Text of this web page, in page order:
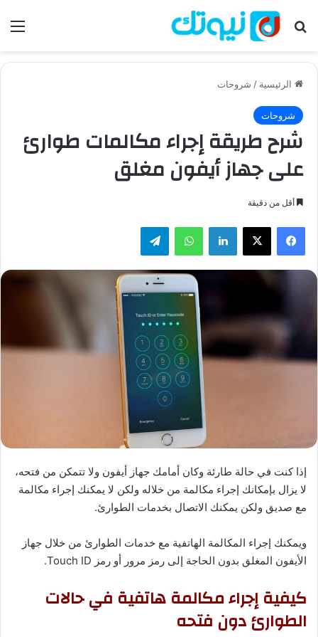
بحث عن
الرئيسية / شروحات
شروحات
شرح طريقة إجراء مكالمات طوارئ
على جهاز أيفون مغلق
أقل من دقيقة
فيسبوك لينكدإن واتساب
إذا كنت في حالة طارئة وكان أمامك جهاز أيفون ولا تتمكن من فتحه،
لا يزال بإمكانك إجراء مكالمة من خلاله ولكن لا يمكنك إجراء مكالمة
مع صديق ولكن يمكنك الاتصال بخدمات الطوارئ.
ويمكنك إجراء المكالمة الهاتفية مع خدمات الطوارئ من خلال جهاز
الأيفون المغلق بدون الحاجة إلى رمز مرور أو رمز Touch ID.
كيفية إجراء مكالمة هاتفية في حالات
الطوارئ دون فتحه